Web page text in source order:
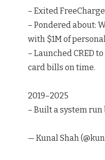
– Exited
– Pondered about:
with $1M of
– Launched CRED
card bills on time.
2019–2025
– Built a system run
— Kunal Shah